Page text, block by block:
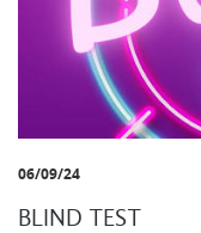
06/09/24
BLIND TEST